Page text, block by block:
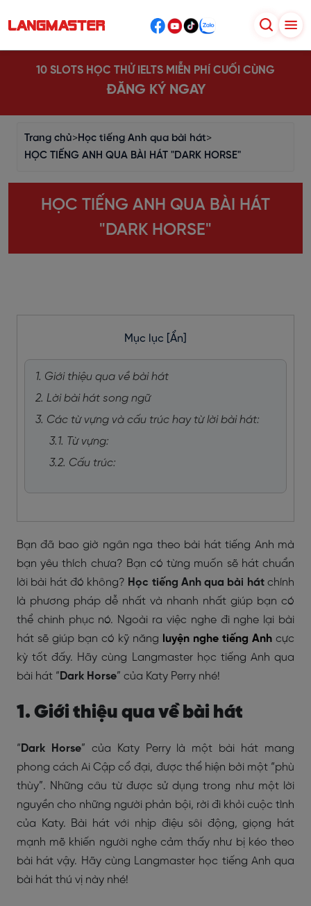
10 SLOTS HỌC THỬ IELTS MIỄN PHÍ CUỐI CÙNG
ĐĂNG KÝ NGAY
Trang chủ>Học tiếng Anh qua bài hát>
HỌC TIẾNG ANH QUA BÀI HÁT "DARK HORSE"
HỌC TIẾNG ANH QUA BÀI HÁT
"DARK HORSE"
Mục lục [Ẩn]
1. Giới thiệu qua về bài hát
2. Lời bài hát song ngữ
3. Các từ vựng và cấu trúc hay từ lời bài hát:
3.1. Từ vựng:
3.2. Cấu trúc:
Bạn đã bao giờ ngân nga theo bài hát tiếng Anh mà
bạn yêu thích chưa? Bạn có từng muốn sẽ hát chuẩn
lời bài hát đó không? Học tiếng Anh qua bài hátchính
là phương pháp dễ nhất và nhanh nhất giúp bạn có
thể chinh phục nó. Ngoài ra việc nghe đi nghe lại bài
hát sẽ giúp bạn có kỹ năng
luyện nghe tiếng Anh cực
kỳ tốt đấy. Hãy cùng Langmaster học tiếng Anh qua
bài hát “ Dark Horse” của Katy Perry nhé!
1. Giới thiệu qua về bài hát
“ Dark Horse” của Katy Perry là một bài hát mang
phong cách Ai Cập cổ đại, được thể hiện bởi một “phù
thùy”. Những câu từ được sử dụng trong như một lời
nguyền cho những người phản bội, rời đi khỏi cuộc tình
của Katy. Bài hát với nhịp điệu sôi động, giọng hát
mạnh mẽ khiến người nghe cảm thấy như bị kéo theo
bài hát vậy. Hãy cùng Langmaster học tiếng Anh qua
bài hát thú vị này nhé!